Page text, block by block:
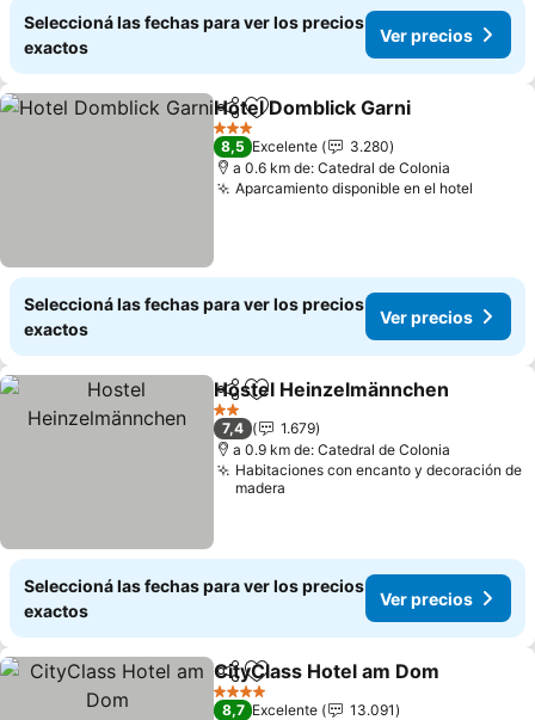
Seleccioná las fechas para ver los precios
exactos
Ver precios
CompartirAñadir a favoritos
Hotel Domblick Garni
3 Estrellas
8,5 Excelente
3.280
a 0.6 km de: Catedral de Colonia
Aparcamiento disponible en el hotel
Seleccioná las fechas para ver los precios
exactos
Ver precios
CompartirAñadir a favoritos
Hostel Heinzelmännchen
2 Estrellas
7,4
1.679
a 0.9 km de: Catedral de Colonia
Habitaciones con encanto y decoración de
madera
Seleccioná las fechas para ver los precios
exactos
Ver precios
CompartirAñadir a favoritos
CityClass Hotel am Dom
4 Estrellas
8,7 Excelente
13.091